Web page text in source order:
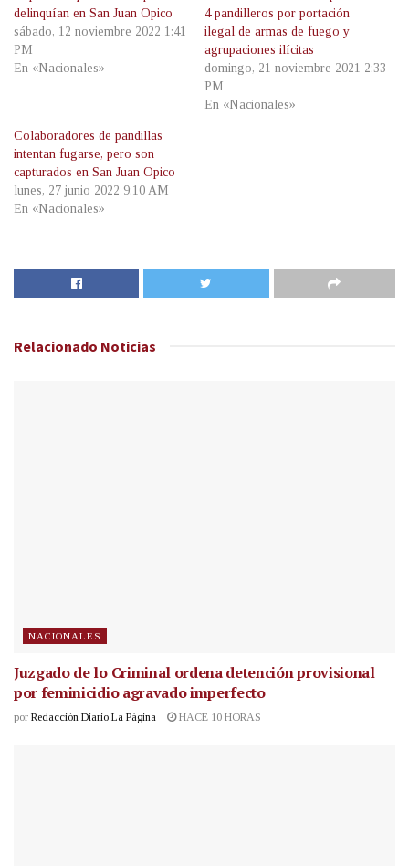
delinquían en San Juan Opico
sábado, 12 noviembre 2022 1:41
PM
En «Nacionales»
4 pandilleros por portación
ilegal de armas de fuego y
agrupaciones ilícitas
domingo, 21 noviembre 2021 2:33
PM
En «Nacionales»
Colaboradores de pandillas
intentan fugarse, pero son
capturados en San Juan Opico
lunes, 27 junio 2022 9:10 AM
En «Nacionales»
Relacionado Noticias
NACIONALES
Juzgado de lo Criminal ordena detención provisional
por feminicidio agravado imperfecto
por Redacción Diario La Página HACE 10 HORAS